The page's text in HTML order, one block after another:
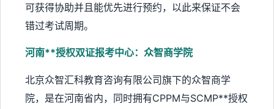
可获得协助并且能优先进行预约，以此来保证不会
错过考试周期。
河南**授权双证报考中心：众智商学院
北京众智汇科教育咨询有限公司旗下的众智商学
院，是在河南省内，同时拥有CPPM与SCMP**授权